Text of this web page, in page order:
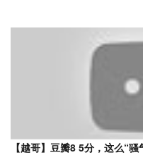
【越哥】豆瓣8 5分，这么“